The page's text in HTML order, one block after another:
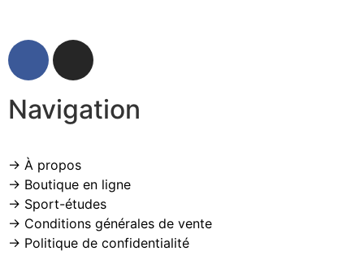
Navigation
→ À propos
→ Boutique en ligne
→ Sport-études
→ Conditions générales de vente
→ Politique de confidentialité